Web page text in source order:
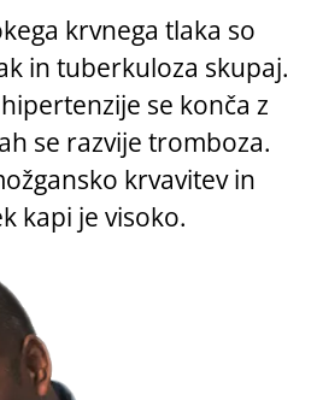
krvnega tlaka so
in tuberkuloza skupaj.
se konča z
se razvije tromboza.
krvavitev in
kapi je visoko.